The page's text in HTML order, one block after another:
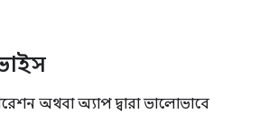
অথবা অ্যাপ দ্বারা ভালোভাবে